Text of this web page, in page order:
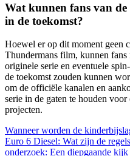
Wat kunnen fans van
in de toekomst?
Hoewel er op dit moment geen
Thundermans film, kunnen fans
originele serie en eventuele
de toekomst zouden kunnen
om de officiële kanalen en
serie in de gaten te houden
projecten.
Wanneer worden de
Euro 6 Diesel: Wat zijn de
onderzoek: Een diepgaande